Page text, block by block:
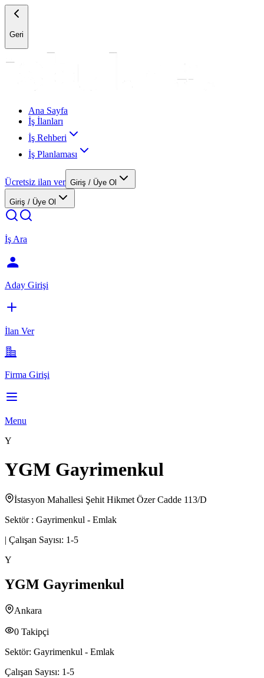
Geri
Ana Sayfa
İş İlanları
İş Rehberi
İş Planlaması
Ücretsiz ilan ver Giriş / Üye Ol
Giriş / Üye Ol
İş Ara
Aday Girişi
İlan Ver
Firma Girişi
Menu
Y
YGM Gayrimenkul
İstasyon Mahallesi Şehit Hikmet Özer Cadde 113/D
Sektör : Gayrimenkul - Emlak
| Çalışan Sayısı: 1-5
Y
YGM Gayrimenkul
Ankara
0 Takipçi
Sektör: Gayrimenkul - Emlak
Çalışan Sayısı: 1-5